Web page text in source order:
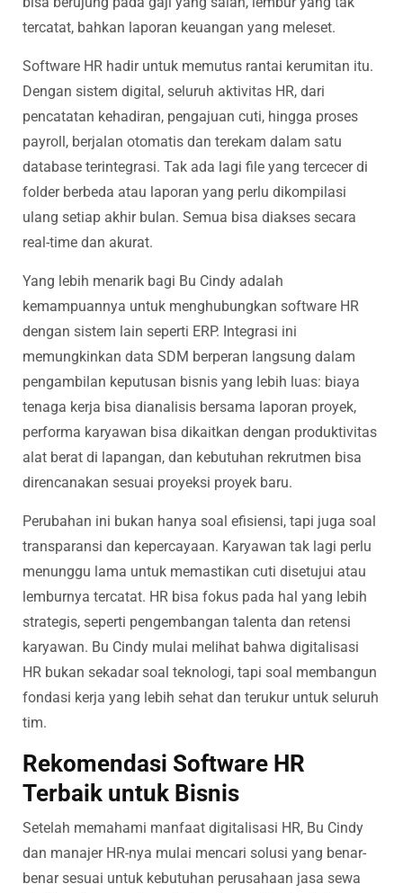
tercatat, bahkan laporan keuangan yang meleset.
Software HR hadir untuk memutus rantai kerumitan itu.
Dengan sistem digital, seluruh aktivitas HR, dari
pencatatan kehadiran, pengajuan cuti, hingga proses
payroll, berjalan otomatis dan terekam dalam satu
database terintegrasi. Tak ada lagi file yang tercecer di
folder berbeda atau laporan yang perlu dikompilasi
ulang setiap akhir bulan. Semua bisa diakses secara
real-time dan akurat.
Yang lebih menarik bagi Bu Cindy adalah
kemampuannya untuk menghubungkan software HR
dengan sistem lain seperti ERP. Integrasi ini
memungkinkan data SDM berperan langsung dalam
pengambilan keputusan bisnis yang lebih luas: biaya
tenaga kerja bisa dianalisis bersama laporan proyek,
performa karyawan bisa dikaitkan dengan produktivitas
alat berat di lapangan, dan kebutuhan rekrutmen bisa
direncanakan sesuai proyeksi proyek baru.
Perubahan ini bukan hanya soal efisiensi, tapi juga soal
transparansi dan kepercayaan. Karyawan tak lagi perlu
menunggu lama untuk memastikan cuti disetujui atau
lemburnya tercatat. HR bisa fokus pada hal yang lebih
strategis, seperti pengembangan talenta dan retensi
karyawan. Bu Cindy mulai melihat bahwa digitalisasi
HR bukan sekadar soal teknologi, tapi soal membangun
fondasi kerja yang lebih sehat dan terukur untuk seluruh
tim.
Rekomendasi Software HR
Terbaik untuk Bisnis
Setelah memahami manfaat digitalisasi HR, Bu Cindy
dan manajer HR-nya mulai mencari solusi yang benar-
benar sesuai untuk kebutuhan perusahaan jasa sewa